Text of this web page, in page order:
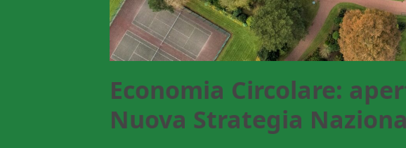
Economia Circolare:
Nuova Strategia